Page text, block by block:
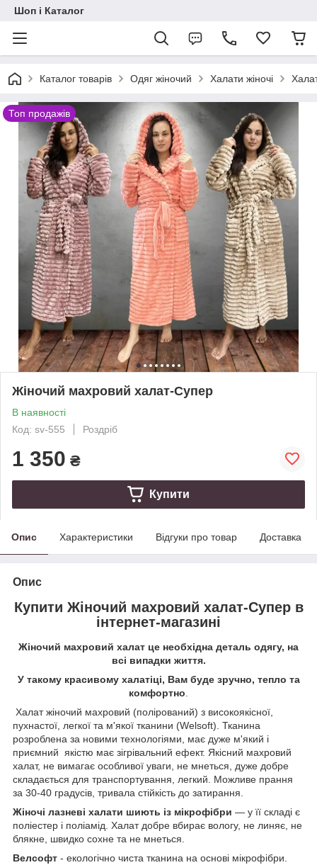
Шоп і Каталог
Каталог товарів Одяг жіночий Халати жіночі
Топ продажів
Жіночий махровий халат-Супер
В наявності
Код: sv-555
Роздріб
1 350 ₴
Купити
Опис Характеристики Відгуки про товар Доставка
Опис
Купити Жіночий махровий халат-Супер в
інтернет-магазині
Жіночий махровий халат це необхідна деталь одягу, на
всі випадки життя.
У такому красивому халатіці, Вам буде зручно, тепло та
комфортно.
Халат жіночий махровий (полірований) з високоякісної,
пухнастої, легкої та м'якої тканини (Welsoft). Тканина
розроблена за новими технологіями, має дуже м'який і
приємний якістю має зігрівальний ефект. Якісний махровий
халат, не вимагає особливої уваги, не мнеться, дуже добре
складається для транспортування, легкий. Можливе прання
за 30-40 градусів, тривала стійкість до затирання.
Жіночі лазневі халати шиють із мікрофібри — у її складі є
поліестер і поліамід. Халат добре вбирає вологу, не линяє, не
блякне, швидко сохне та не мнеться.
Велсофт - екологічно чиста тканина на основі мікрофібри.